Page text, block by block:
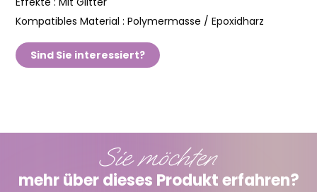
Kompatibles Material : Polymermasse / Epoxidharz
Sind Sie interessiert?
Sie möchten
mehr über dieses Produkt erfahren?